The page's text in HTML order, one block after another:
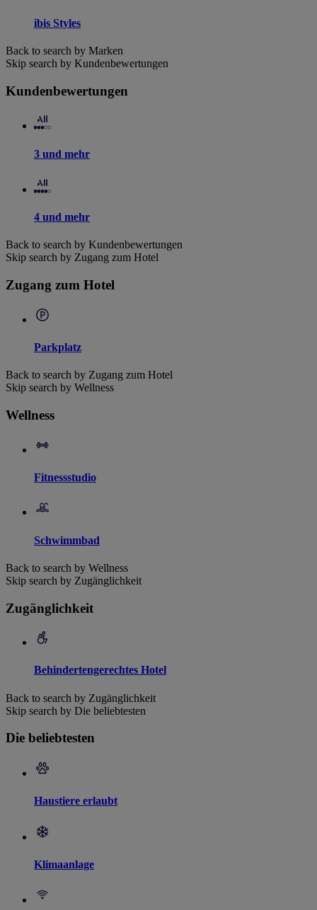
ibis Styles
Back to search by Marken
Skip search by Kundenbewertungen
Kundenbewertungen
3 und mehr
4 und mehr
Back to search by Kundenbewertungen
Skip search by Zugang zum Hotel
Zugang zum Hotel
Parkplatz
Back to search by Zugang zum Hotel
Skip search by Wellness
Wellness
Fitnessstudio
Schwimmbad
Back to search by Wellness
Skip search by Zugänglichkeit
Zugänglichkeit
Behindertengerechtes Hotel
Back to search by Zugänglichkeit
Skip search by Die beliebtesten
Die beliebtesten
Haustiere erlaubt
Klimaanlage